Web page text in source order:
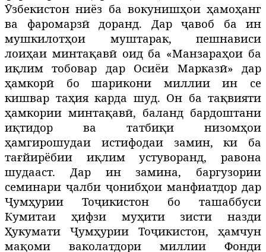
Ӯзбекистон ниёз ба вокунишҳои ҳамоҳанг
ва фаромарзӣ доранд. Дар ҷавоб ба ин
мушкилотҳои муштарак, пешнависи
лоиҳаи минтақавӣ оид ба «Манзараҳои ба
иқлим тобовар дар Осиёи Марказӣ» дар
ҳамкорӣ бо шарикони миллии ин се
кишвар таҳия карда шуд. Он ба тақвияти
ҳамкории минтақавӣ, баланд бардоштани
иқтидор ва татбиқи низомҳои
ҳамгирошудаи истифодаи замин, ки ба
тағйирёбии иқлим устуворанд, равона
шудааст. Дар ин замина, баргузории
семинари ҷалби ҷонибҳои манфиатдор дар
Ҷумҳурии Тоҷикистон бо ташаббуси
Кумитаи ҳифзи муҳити зисти назди
Ҳукумати Ҷумҳурии Тоҷикистон, ҳамчун
мақоми ваколатдори миллии Фонди